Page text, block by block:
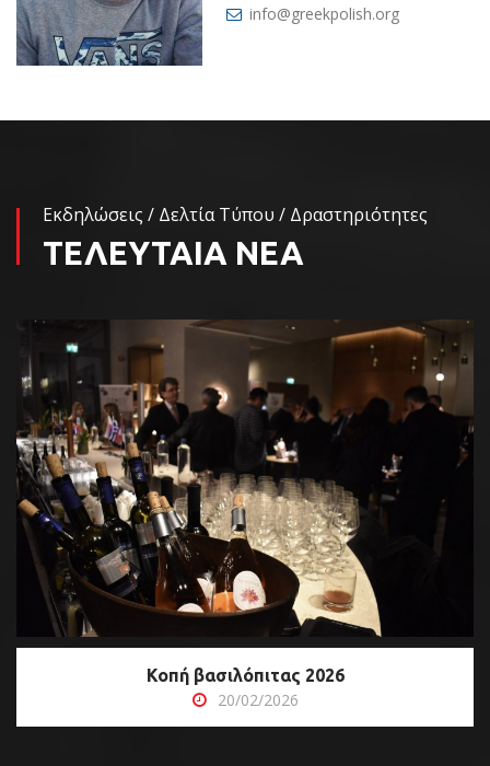
info@greekpolish.org
Εκδηλώσεις / Δελτία Τύπου / Δραστηριότητες
ΤΕΛΕΥΤΑΙΑ ΝΕΑ
Κοπή βασιλόπιτας 2026
20/02/2026